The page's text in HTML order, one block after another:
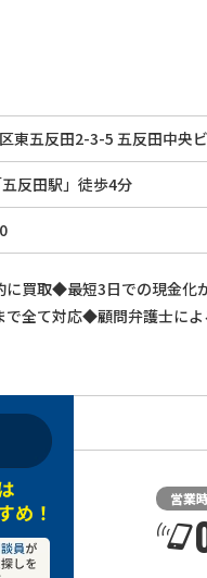
東五反田2-3-5 五反田中央
反田駅」徒歩4分
買取◆最短3日での現金
全て対応◆顧問弁護士に
営業